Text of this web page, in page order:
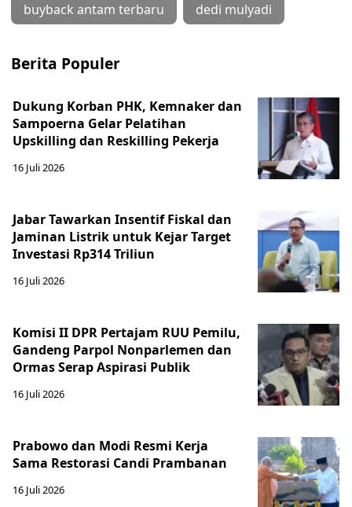
buyback antam terbaru dedi mulyadi
Berita Populer
Dukung Korban PHK, Kemnaker dan
Sampoerna Gelar Pelatihan
Upskilling dan Reskilling Pekerja
16 Juli 2026
Jabar Tawarkan Insentif Fiskal dan
Jaminan Listrik untuk Kejar Target
Investasi Rp314 Triliun
16 Juli 2026
Komisi II DPR Pertajam RUU Pemilu,
Gandeng Parpol Nonparlemen dan
Ormas Serap Aspirasi Publik
16 Juli 2026
Prabowo dan Modi Resmi Kerja
Sama Restorasi Candi Prambanan
16 Juli 2026